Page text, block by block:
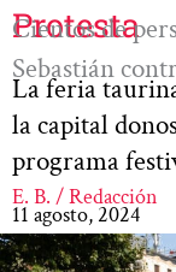
Protesta
Cientos de
Sebastián
La feria
la capital
programa
E. B. / Redacción
11 agosto, 2024